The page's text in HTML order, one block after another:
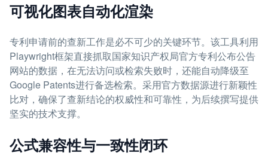
可视化图表自动化渲染
专利申请前的查新工作是必不可少的关键环节。该工具利用
Playwright框架直接抓取国家知识产权局官方专利公布公告
网站的数据，在无法访问或检索失败时，还能自动降级至
Google Patents进行备选检索。采用官方数据源进行新颖性
比对，确保了查新结论的权威性和可靠性，为后续撰写提供
坚实的技术支撑。
公式兼容性与一致性闭环